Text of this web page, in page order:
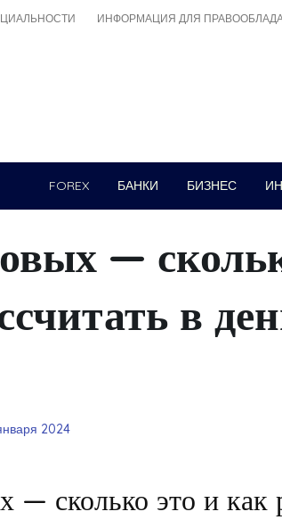
ИНФОРМАЦИЯ ДЛЯ
FOREX БАНКИ БИЗНЕС
—
в
2024
— сколько это и как